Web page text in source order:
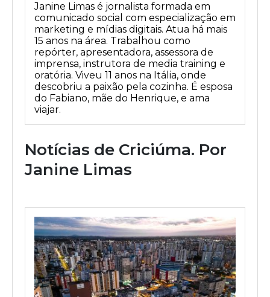
Janine Limas é jornalista formada em
comunicado social com especialização em
marketing e mídias digitais. Atua há mais
15 anos na área. Trabalhou como
repórter, apresentadora, assessora de
imprensa, instrutora de media training e
oratória. Viveu 11 anos na Itália, onde
descobriu a paixão pela cozinha. É esposa
do Fabiano, mãe do Henrique, e ama
viajar.
Notícias de Criciúma. Por
Janine Limas